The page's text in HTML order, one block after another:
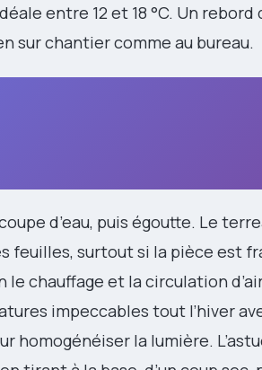
entre 12 et 18 °C. Un
sur chantier comme au bureau.
d’eau, puis égoutte. Le
feuilles, surtout si la pièce est
le chauffage et la circulation
impeccables tout l’hiver
homogénéiser la lumière.